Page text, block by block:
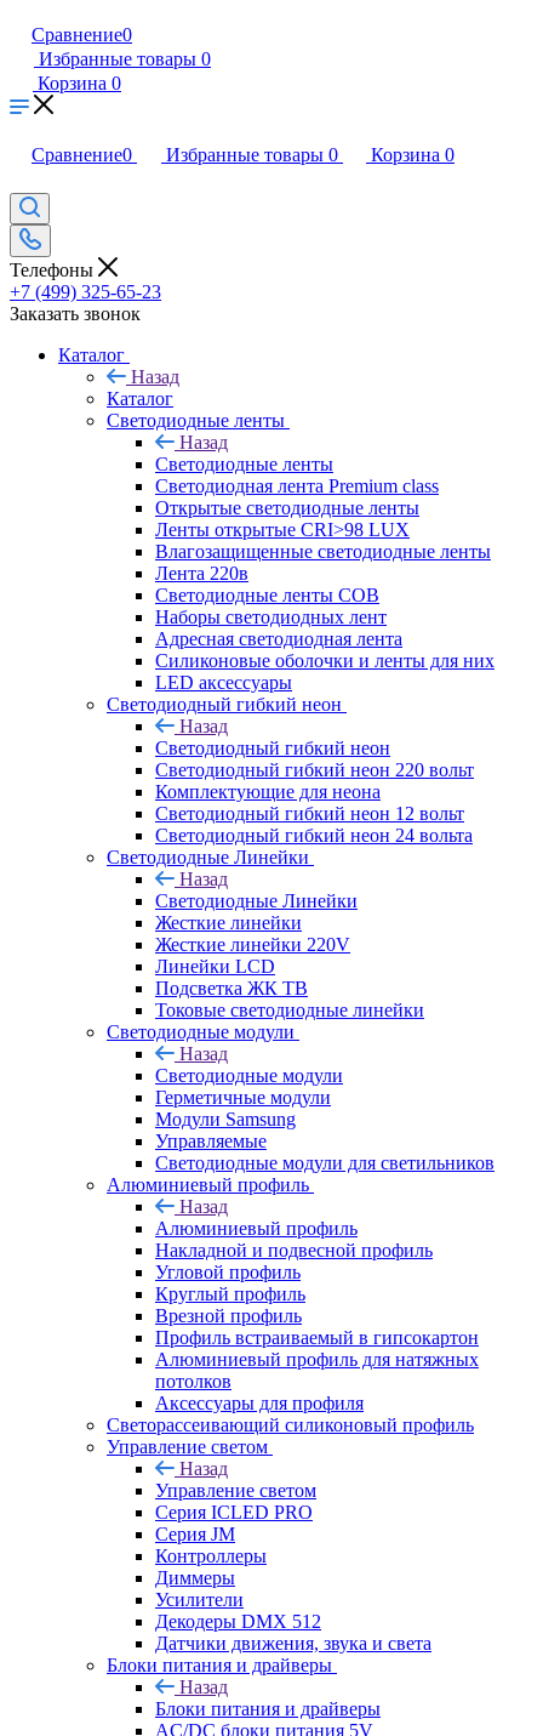
Сравнение0
Избранные товары 0
Корзина 0
Сравнение0 Избранные товары 0 Корзина 0
Телефоны
+7 (499) 325-65-23
Заказать звонок
Каталог
Назад
Каталог
Светодиодные ленты
Назад
Светодиодные ленты
Светодиодная лента Premium class
Открытые светодиодные ленты
Ленты открытые CRI>98 LUX
Влагозащищенные светодиодные ленты
Лента 220в
Светодиодные ленты COB
Наборы светодиодных лент
Адресная светодиодная лента
Силиконовые оболочки и ленты для них
LED аксессуары
Светодиодный гибкий неон
Назад
Светодиодный гибкий неон
Светодиодный гибкий неон 220 вольт
Комплектующие для неона
Светодиодный гибкий неон 12 вольт
Светодиодный гибкий неон 24 вольта
Светодиодные Линейки
Назад
Светодиодные Линейки
Жесткие линейки
Жесткие линейки 220V
Линейки LCD
Подсветка ЖК ТВ
Токовые светодиодные линейки
Светодиодные модули
Назад
Светодиодные модули
Герметичные модули
Модули Samsung
Управляемые
Светодиодные модули для светильников
Алюминиевый профиль
Назад
Алюминиевый профиль
Накладной и подвесной профиль
Угловой профиль
Круглый профиль
Врезной профиль
Профиль встраиваемый в гипсокартон
Алюминиевый профиль для натяжных
потолков
Аксессуары для профиля
Светорассеивающий силиконовый профиль
Управление светом
Назад
Управление светом
Серия ICLED PRO
Серия JM
Контроллеры
Диммеры
Усилители
Декодеры DMX 512
Датчики движения, звука и света
Блоки питания и драйверы
Назад
Блоки питания и драйверы
AC/DC блоки питания 5V